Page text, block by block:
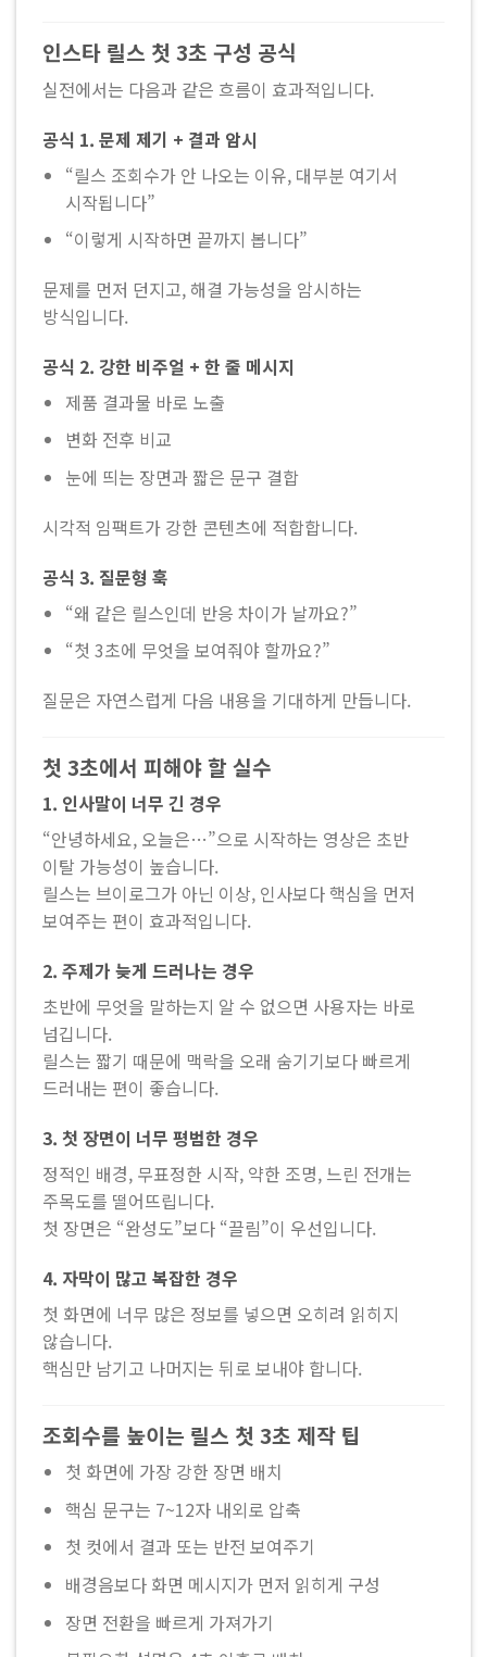
인스타 릴스 첫 3초 구성 공식
실전에서는 다음과 같은 흐름이 효과적입니다.
공식 1. 문제 제기 + 결과 암시
“릴스 조회수가 안 나오는 이유, 대부분 여기서
시작됩니다”
“이렇게 시작하면 끝까지 봅니다”
문제를 먼저 던지고, 해결 가능성을 암시하는
방식입니다.
공식 2. 강한 비주얼 + 한 줄 메시지
제품 결과물 바로 노출
변화 전후 비교
눈에 띄는 장면과 짧은 문구 결합
시각적 임팩트가 강한 콘텐츠에 적합합니다.
공식 3. 질문형 훅
“왜 같은 릴스인데 반응 차이가 날까요?”
“첫 3초에 무엇을 보여줘야 할까요?”
질문은 자연스럽게 다음 내용을 기대하게 만듭니다.
첫 3초에서 피해야 할 실수
1. 인사말이 너무 긴 경우
“안녕하세요, 오늘은…”으로 시작하는 영상은 초반
이탈 가능성이 높습니다.
릴스는 브이로그가 아닌 이상, 인사보다 핵심을 먼저
보여주는 편이 효과적입니다.
2. 주제가 늦게 드러나는 경우
초반에 무엇을 말하는지 알 수 없으면 사용자는 바로
넘깁니다.
릴스는 짧기 때문에 맥락을 오래 숨기기보다 빠르게
드러내는 편이 좋습니다.
3. 첫 장면이 너무 평범한 경우
정적인 배경, 무표정한 시작, 약한 조명, 느린 전개는
주목도를 떨어뜨립니다.
첫 장면은 “완성도”보다 “끌림”이 우선입니다.
4. 자막이 많고 복잡한 경우
첫 화면에 너무 많은 정보를 넣으면 오히려 읽히지
않습니다.
핵심만 남기고 나머지는 뒤로 보내야 합니다.
조회수를 높이는 릴스 첫 3초 제작 팁
첫 화면에 가장 강한 장면 배치
핵심 문구는 7~12자 내외로 압축
첫 컷에서 결과 또는 반전 보여주기
배경음보다 화면 메시지가 먼저 읽히게 구성
장면 전환을 빠르게 가져가기